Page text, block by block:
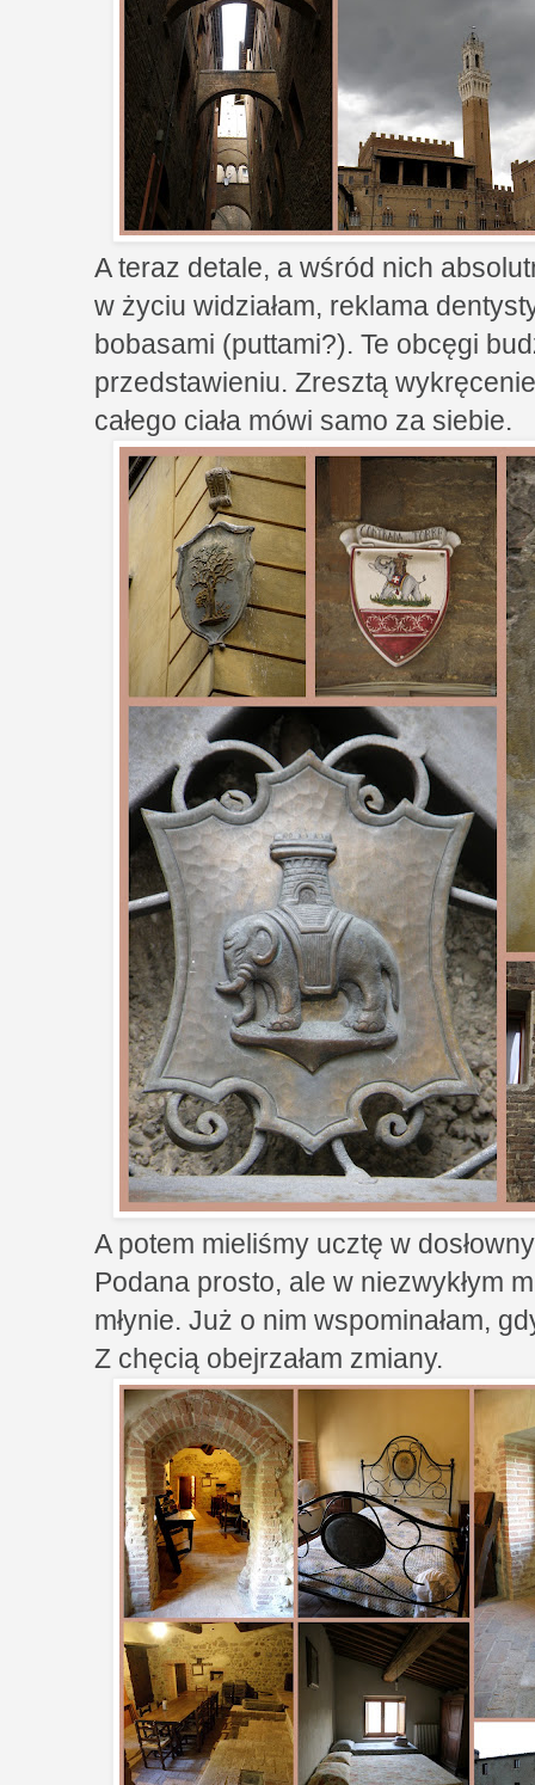
A teraz detale, a wśród nich
w życiu widziałam, reklama
bobasami (puttami?). Te obcęgi
przedstawieniu. Zresztą
całego ciała mówi samo za siebie.
A potem mieliśmy ucztę w
Podana prosto, ale w niezwykłym
młynie. Już o nim wspominałam,
Z chęcią obejrzałam zmiany.